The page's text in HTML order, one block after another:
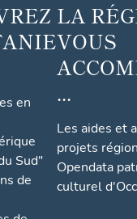
en
Sud"
de
LA
VOUS
...
Les aides et
projets
Opendata
culturel